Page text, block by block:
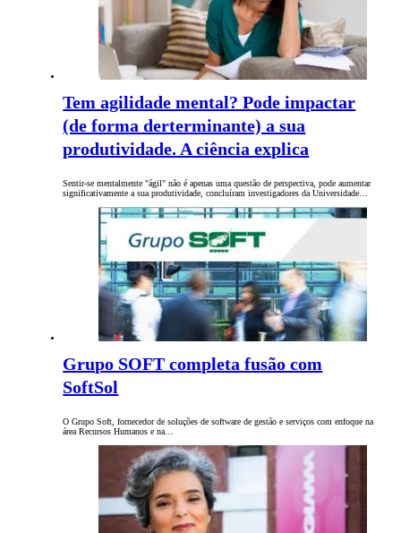
Tem agilidade mental? Pode impactar
(de forma derterminante) a sua
produtividade. A ciência explica
Sentir-se mentalmente "ágil" não é apenas uma questão de perspectiva, pode aumentar
significativamente a sua produtividade, concluíram investigadores da Universidade…
Grupo SOFT completa fusão com
SoftSol
O Grupo Soft, fornecedor de soluções de software de gestão e serviços com enfoque na
área Recursos Humanos e na…